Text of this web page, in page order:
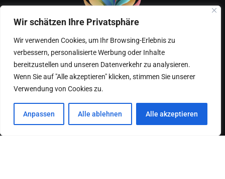
Wir schätzen Ihre Privatsphäre
Wir verwenden Cookies, um Ihr Browsing-Erlebnis zu
verbessern, personalisierte Werbung oder Inhalte
bereitzustellen und unseren Datenverkehr zu analysieren.
Wenn Sie auf "Alle akzeptieren" klicken, stimmen Sie unserer
Verwendung von Cookies zu.
Anpassen Alle ablehnen Alle akzeptieren
Home Über mich – Marks Gesundheitsreise
Kontakt